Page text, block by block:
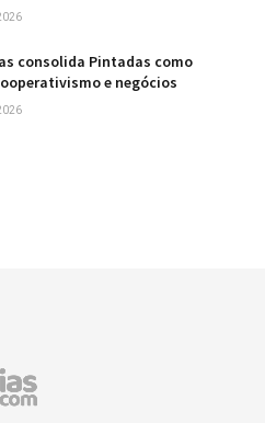
consolida Pintadas como
e negócios